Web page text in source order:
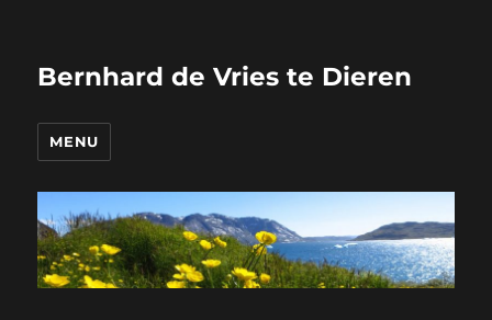
Bernhard de Vries te Dieren
MENU